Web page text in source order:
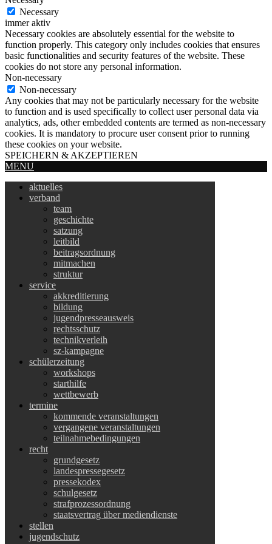
Necessary
immer aktiv
Necessary cookies are absolutely essential for the website to
function properly. This category only includes cookies that ensures
basic functionalities and security features of the website. These
cookies do not store any personal information.
Non-necessary
Non-necessary
Any cookies that may not be particularly necessary for the website
to function and is used specifically to collect user personal data via
analytics, ads, other embedded contents are termed as non-necessary
cookies. It is mandatory to procure user consent prior to running
these cookies on your website.
SPEICHERN & AKZEPTIEREN
MENU
aktuelles
verband
team
geschichte
satzung
leitbild
beitragsordnung
mitmachen
struktur
service
akkreditierung
bildung
jugendpresseausweis
rechtsschutz
technikverleih
sz-kampagne
schülerzeitung
workshops
starthilfe
wettbewerb
termine
kommende veranstaltungen
vergangene veranstaltungen
teilnahmebedingungen
recht
grundgesetz
landespressegesetz
pressekodex
schulgesetz
strafprozessordnung
staatsvertrag über mediendienste
stellen
jugendschutz